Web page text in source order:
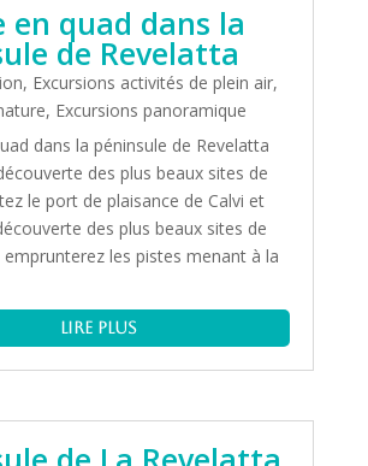
en quad dans la
de Revelatta
, Excursions activités de plein air,
, Excursions panoramique
dans la péninsule de Revelatta
des plus beaux sites de
le port de plaisance de Calvi et
des plus beaux sites de
emprunterez les pistes menant à la
lire plus